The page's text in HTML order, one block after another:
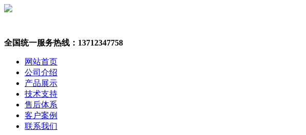
全国统一服务热线：13712347758
网站首页
公司介绍
产品展示
技术支持
售后体系
客户案例
联系我们